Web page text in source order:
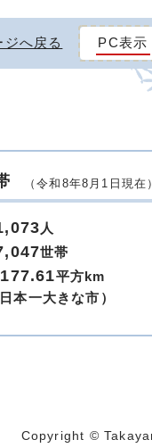
へ戻る PC表示
（令和8年8月1日現在）
人
世帯
平方km
本一大きな市）
Copyright ©